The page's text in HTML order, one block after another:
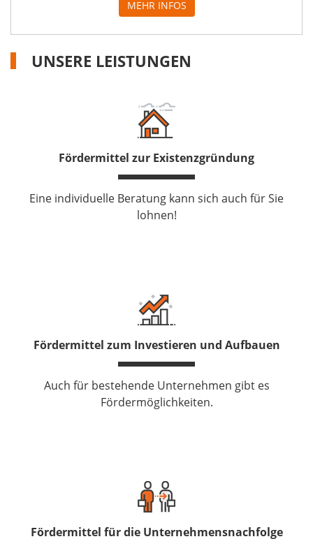
MEHR INFOS
UNSERE LEISTUNGEN
Fördermittel zur Existenzgründung
Eine individuelle Beratung kann sich auch für Sie
lohnen!
Fördermittel zum Investieren und Aufbauen
Auch für bestehende Unternehmen gibt es
Fördermöglichkeiten.
Fördermittel für die Unternehmensnachfolge